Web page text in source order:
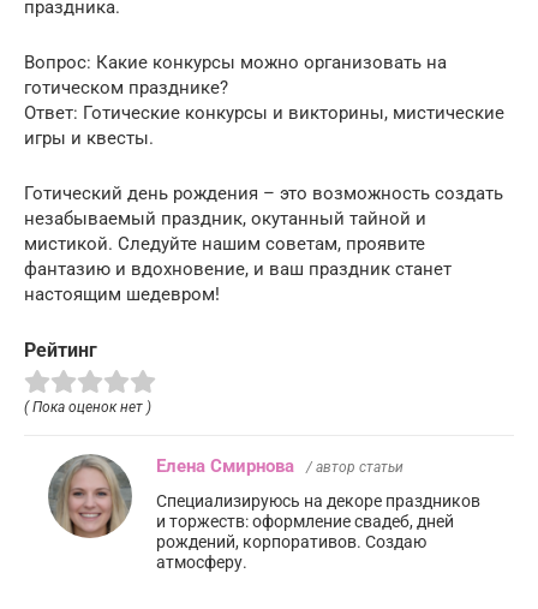
праздника.
Вопрос: Какие конкурсы можно организовать на
готическом празднике?
Ответ: Готические конкурсы и викторины, мистические
игры и квесты.
Готический день рождения – это возможность создать
незабываемый праздник, окутанный тайной и
мистикой. Следуйте нашим советам, проявите
фантазию и вдохновение, и ваш праздник станет
настоящим шедевром!
Рейтинг
( Пока оценок нет )
Елена Смирнова / автор статьи
Специализируюсь на декоре праздников
и торжеств: оформление свадеб, дней
рождений, корпоративов. Создаю
атмосферу.